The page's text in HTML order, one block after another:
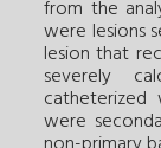
from the
were lesions
lesion that
severely
catheterized
were